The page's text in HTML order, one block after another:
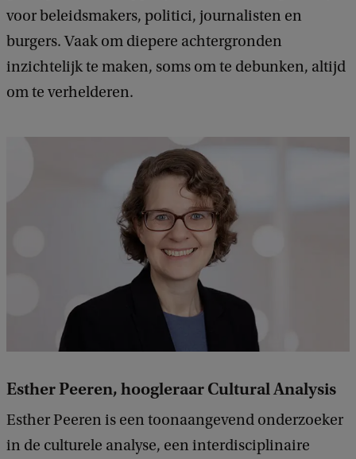
voor beleidsmakers, politici, journalisten en
burgers. Vaak om diepere achtergronden
inzichtelijk te maken, soms om te debunken, altijd
om te verhelderen.
Esther Peeren, hoogleraar Cultural Analysis
Esther Peeren is een toonaangevend onderzoeker
in de culturele analyse, een interdisciplinaire